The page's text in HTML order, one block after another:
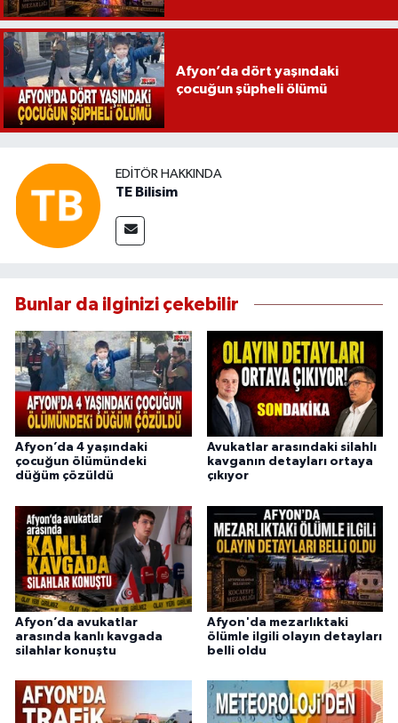
Afyon’da dört yaşındaki
çocuğun şüpheli ölümü
EDITÖR HAKKINDA
TE Bilisim
Bunlar da ilginizi çekebilir
Afyon’da 4 yaşındaki
çocuğun ölümündeki
düğüm çözüldü
Avukatlar arasındaki silahlı
kavganın detayları ortaya
çıkıyor
Afyon’da avukatlar
arasında kanlı kavgada
silahlar konuştu
Afyon'da mezarlıktaki
ölümle ilgili olayın detayları
belli oldu